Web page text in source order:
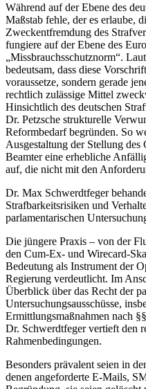
Während auf der Ebene des
Maßstab fehle, der es erlaube,
Zweckentfremdung des
fungiere auf der Ebene des
„Missbrauchsschutznorm“.
bedeutsam, dass diese
voraussetze, sondern gerade
rechtlich zulässige Mittel
Hinsichtlich des deutschen
Dr. Petzsche strukturelle
Reformbedarf begründen. So
Ausgestaltung der Stellung des
Beamter eine erhebliche
auf, die nicht mit den
Dr. Max Schwerdtfeger
Strafbarkeitsrisiken und
parlamentarischen
Die jüngere Praxis – von der
den Cum-Ex- und Wirecard-
Bedeutung als Instrument der
Regierung verdeutlicht. Im
Überblick über das Recht der
Untersuchungsausschüsse,
Ermittlungsmaßnahmen nach
Dr. Schwerdtfeger vertieft den
Rahmenbedingungen.
Besonders prävalent seien in
denen angeforderte E-Mails,